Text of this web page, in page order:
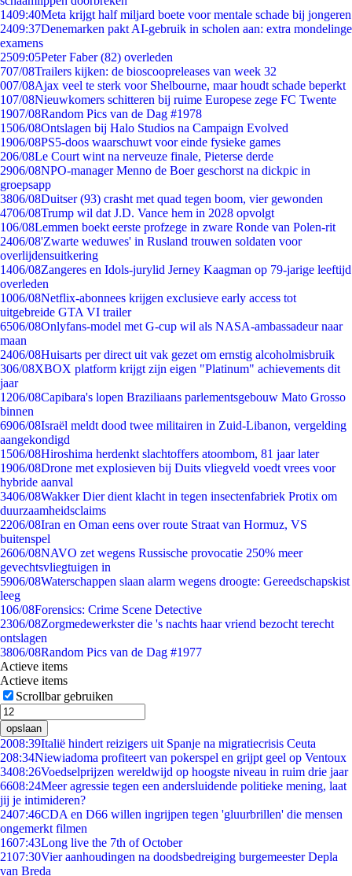
1409:40Meta krijgt half miljard boete voor mentale schade bij jongeren
2409:37Denemarken pakt AI-gebruik in scholen aan: extra mondelinge
examens
2509:05Peter Faber (82) overleden
707/08Trailers kijken: de bioscoopreleases van week 32
007/08Ajax veel te sterk voor Shelbourne, maar houdt schade beperkt
107/08Nieuwkomers schitteren bij ruime Europese zege FC Twente
1907/08Random Pics van de Dag #1978
1506/08Ontslagen bij Halo Studios na Campaign Evolved
1906/08PS5-doos waarschuwt voor einde fysieke games
206/08Le Court wint na nerveuze finale, Pieterse derde
2906/08NPO-manager Menno de Boer geschorst na dickpic in
groepsapp
3806/08Duitser (93) crasht met quad tegen boom, vier gewonden
4706/08Trump wil dat J.D. Vance hem in 2028 opvolgt
106/08Lemmen boekt eerste profzege in zware Ronde van Polen-rit
2406/08'Zwarte weduwes' in Rusland trouwen soldaten voor
overlijdensuitkering
1406/08Zangeres en Idols-jurylid Jerney Kaagman op 79-jarige leeftijd
overleden
1006/08Netflix-abonnees krijgen exclusieve early access tot
uitgebreide GTA VI trailer
6506/08Onlyfans-model met G-cup wil als NASA-ambassadeur naar
maan
2406/08Huisarts per direct uit vak gezet om ernstig alcoholmisbruik
306/08XBOX platform krijgt zijn eigen "Platinum" achievements dit
jaar
1206/08Capibara's lopen Braziliaans parlementsgebouw Mato Grosso
binnen
6906/08Israël meldt dood twee militairen in Zuid-Libanon, vergelding
aangekondigd
1506/08Hiroshima herdenkt slachtoffers atoombom, 81 jaar later
1906/08Drone met explosieven bij Duits vliegveld voedt vrees voor
hybride aanval
3406/08Wakker Dier dient klacht in tegen insectenfabriek Protix om
duurzaamheidsclaims
2206/08Iran en Oman eens over route Straat van Hormuz, VS
buitenspel
2606/08NAVO zet wegens Russische provocatie 250% meer
gevechtsvliegtuigen in
5906/08Waterschappen slaan alarm wegens droogte: Gereedschapskist
leeg
106/08Forensics: Crime Scene Detective
2306/08Zorgmedewerkster die 's nachts haar vriend bezocht terecht
ontslagen
3806/08Random Pics van de Dag #1977
Actieve items
Actieve items
Scrollbar gebruiken
opslaan
2008:39Italië hindert reizigers uit Spanje na migratiecrisis Ceuta
208:34Niewiadoma profiteert van pokerspel en grijpt geel op Ventoux
3408:26Voedselprijzen wereldwijd op hoogste niveau in ruim drie jaar
6608:24Meer agressie tegen een andersluidende politieke mening, laat
jij je intimideren?
2407:46CDA en D66 willen ingrijpen tegen 'gluurbrillen' die mensen
ongemerkt filmen
1607:43Long live the 7th of October
2107:30Vier aanhoudingen na doodsbedreiging burgemeester Depla
van Breda